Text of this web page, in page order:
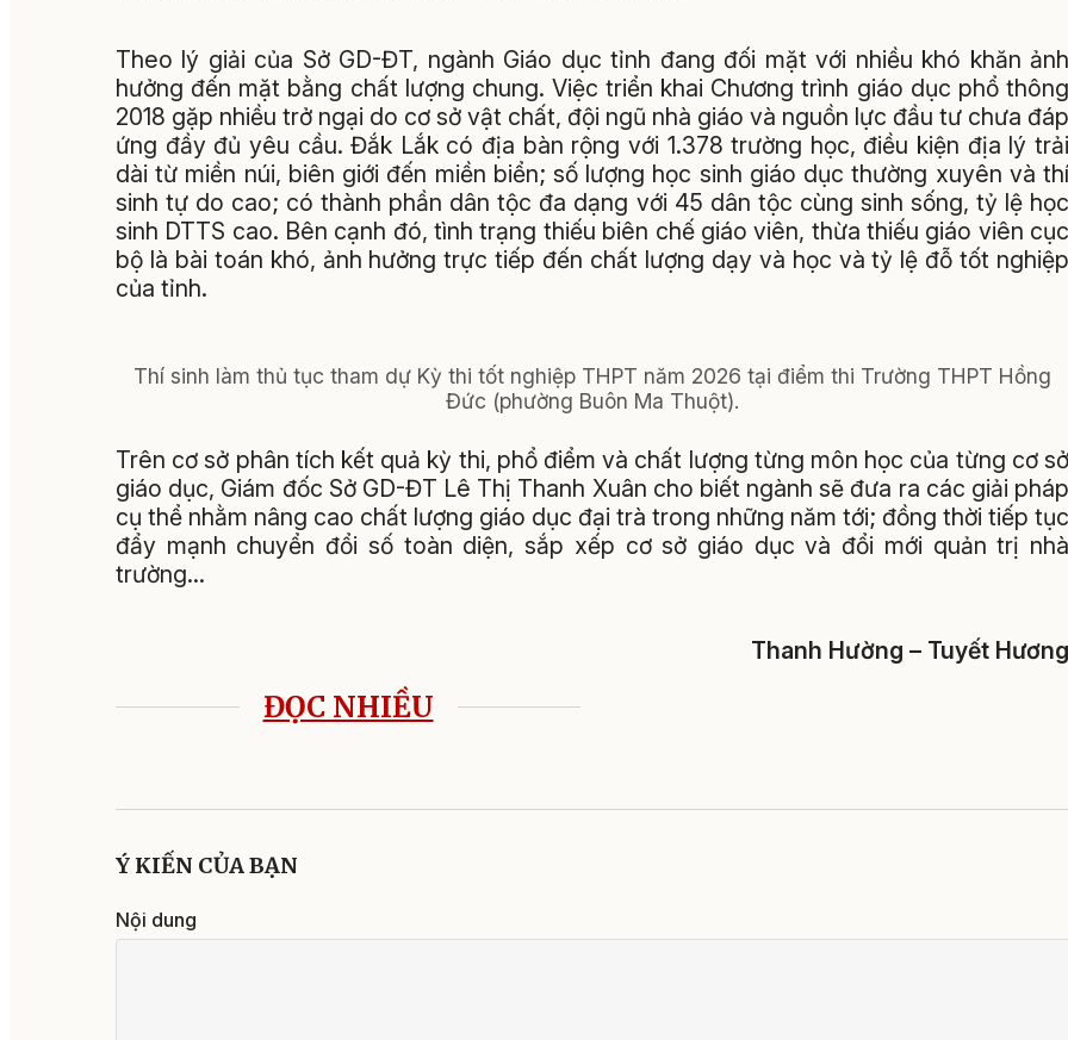
Theo lý giải của Sở GD-ĐT, ngành Giáo dục tỉnh đang đối mặt với nhiều khó khăn ảnh
hưởng đến mặt bằng chất lượng chung. Việc triển khai Chương trình giáo dục phổ thông
2018 gặp nhiều trở ngại do cơ sở vật chất, đội ngũ nhà giáo và nguồn lực đầu tư chưa đáp
ứng đầy đủ yêu cầu. Đắk Lắk có địa bàn rộng với 1.378 trường học, điều kiện địa lý trải
dài từ miền núi, biên giới đến miền biển; số lượng học sinh giáo dục thường xuyên và thí
sinh tự do cao; có thành phần dân tộc đa dạng với 45 dân tộc cùng sinh sống, tỷ lệ học
sinh DTTS cao. Bên cạnh đó, tình trạng thiếu biên chế giáo viên, thừa thiếu giáo viên cục
bộ là bài toán khó, ảnh hưởng trực tiếp đến chất lượng dạy và học và tỷ lệ đỗ tốt nghiệp
của tỉnh.
Thí sinh làm thủ tục tham dự Kỳ thi tốt nghiệp THPT năm 2026 tại điểm thi Trường THPT Hồng
Đức (phường Buôn Ma Thuột).
Trên cơ sở phân tích kết quả kỳ thi, phổ điểm và chất lượng từng môn học của từng cơ sở
giáo dục, Giám đốc Sở GD-ĐT Lê Thị Thanh Xuân cho biết ngành sẽ đưa ra các giải pháp
cụ thể nhằm nâng cao chất lượng giáo dục đại trà trong những năm tới; đồng thời tiếp tục
đẩy mạnh chuyển đổi số toàn diện, sắp xếp cơ sở giáo dục và đổi mới quản trị nhà
trường…
Thanh Hường – Tuyết Hương
ĐỌC NHIỀU
Ý KIẾN CỦA BẠN
Nội dung